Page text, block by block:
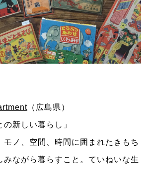
（広島県）
の新しい暮らし」
モノ、空間、時間に囲まれたきもち
みながら暮らすこと。ていねいな生